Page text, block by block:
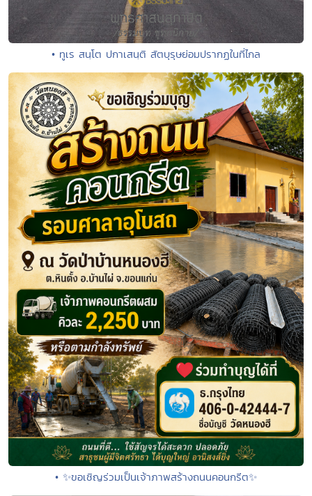
• ทูเร สนฺโต ปกาเสนฺติ สัตบุรุษย่อมปรากฏในที่ไกล
• ✨ขอเชิญร่วมเป็นเจ้าภาพสร้างถนนคอนกรีต✨